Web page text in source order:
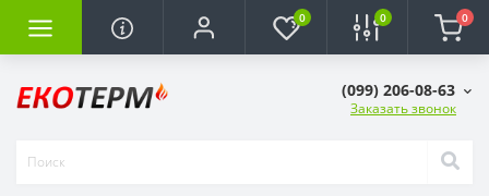
0 0 0
(099) 206-08-63
Заказать звонок